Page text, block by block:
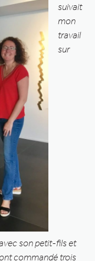
suivait
mon
travail
sur
son petit-fils et
commandé trois